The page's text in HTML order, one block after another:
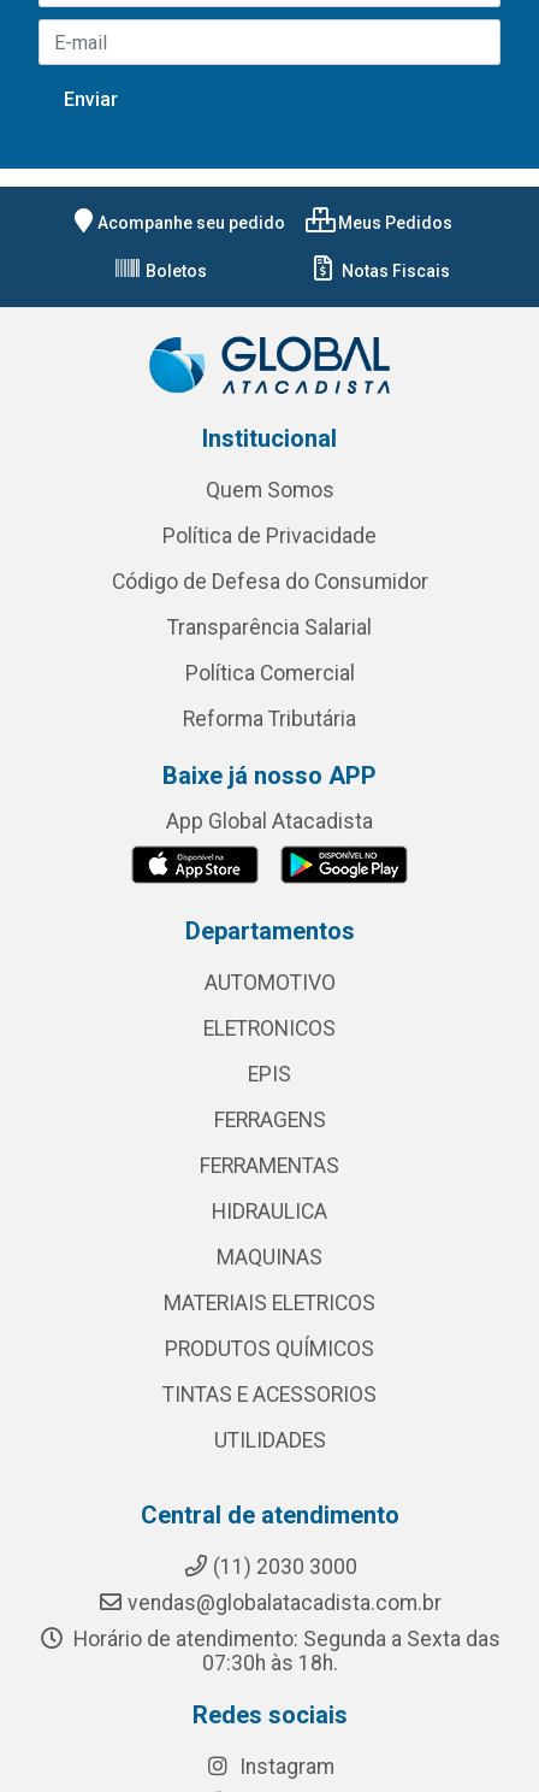
Acompanhe seu pedido Meus Pedidos
Boletos Notas Fiscais
Institucional
Quem Somos
Política de Privacidade
Código de Defesa do Consumidor
Transparência Salarial
Política Comercial
Reforma Tributária
Baixe já nosso APP
App Global Atacadista
Departamentos
AUTOMOTIVO
ELETRONICOS
EPIS
FERRAGENS
FERRAMENTAS
HIDRAULICA
MAQUINAS
MATERIAIS ELETRICOS
PRODUTOS QUÍMICOS
TINTAS E ACESSORIOS
UTILIDADES
Central de atendimento
(11) 2030 3000
vendas@globalatacadista.com.br
Horário de atendimento: Segunda a Sexta das
07:30h às 18h.
Redes sociais
Instagram